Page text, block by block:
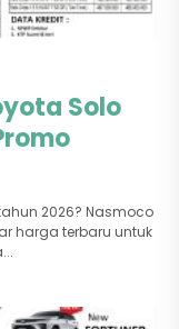
Solo
2026? Nasmoco
harga terbaru untuk